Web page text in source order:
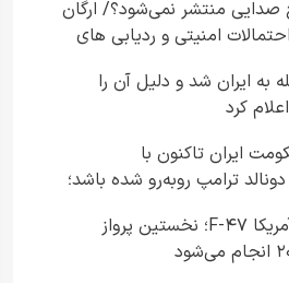
صدایی منتشر نمی‌شود؟/ ارگان
امنیتی و ردیابی های
مدعی لغو حمله به ایران شد و دلیل آن را
کرد
ایران تاکنون با
ترامپ روبه‌رو شده باشد؛
می‌زند
جنگنده نسل ششم آمریکا F-۴۷؛ نخستین پرواز